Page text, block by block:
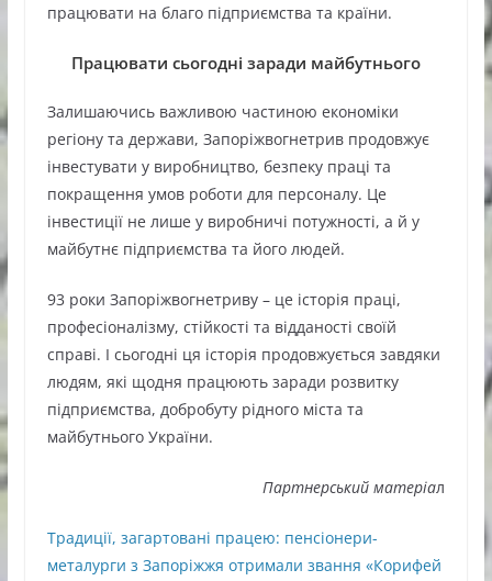
працювати на благо підприємства та країни.
Працювати сьогодні заради майбутнього
Залишаючись важливою частиною економіки
регіону та держави, Запоріжвогнетрив продовжує
інвестувати у виробництво, безпеку праці та
покращення умов роботи для персоналу. Це
інвестиції не лише у виробничі потужності, а й у
майбутнє підприємства та його людей.
93 роки Запоріжвогнетриву – це історія праці,
професіоналізму, стійкості та відданості своїй
справі. І сьогодні ця історія продовжується завдяки
людям, які щодня працюють заради розвитку
підприємства, добробуту рідного міста та
майбутнього України.
Партнерський матеріал
Традиції, загартовані працею: пенсіонери-
металурги з Запоріжжя отримали звання «Корифей